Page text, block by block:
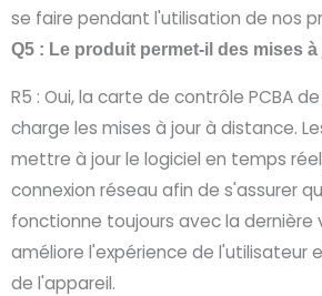
se faire pendant l'utilisation de nos
Q5 : Le produit permet-il des mises
R5 : Oui, la carte de contrôle PCBA
charge les mises à jour à distance.
mettre à jour le logiciel en temps
connexion réseau afin de s'assurer
fonctionne toujours avec la dernière
améliore l'expérience de l'utilisateur
de l'appareil.